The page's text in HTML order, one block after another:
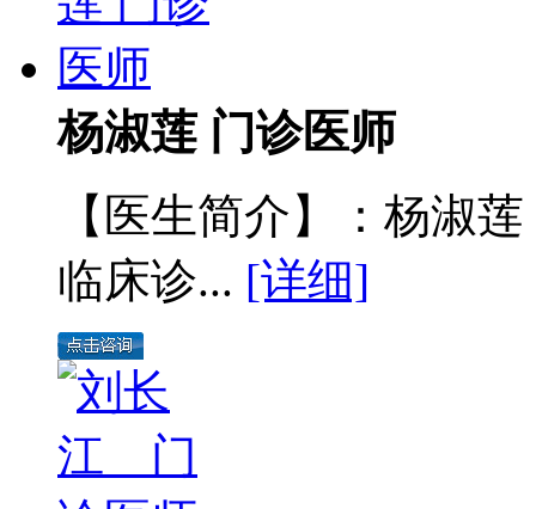
杨淑莲 门诊医师
【医生简介】：杨淑
临床诊... [详细]